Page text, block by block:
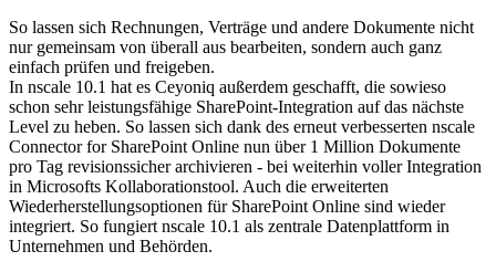
So lassen sich Rechnungen, Verträge und andere Dokumente nicht
nur gemeinsam von überall aus bearbeiten, sondern auch ganz
einfach prüfen und freigeben.
In nscale 10.1 hat es Ceyoniq außerdem geschafft, die sowieso
schon sehr leistungsfähige SharePoint-Integration auf das nächste
Level zu heben. So lassen sich dank des erneut verbesserten nscale
Connector for SharePoint Online nun über 1 Million Dokumente
pro Tag revisionssicher archivieren - bei weiterhin voller Integration
in Microsofts Kollaborationstool. Auch die erweiterten
Wiederherstellungsoptionen für SharePoint Online sind wieder
integriert. So fungiert nscale 10.1 als zentrale Datenplattform in
Unternehmen und Behörden.